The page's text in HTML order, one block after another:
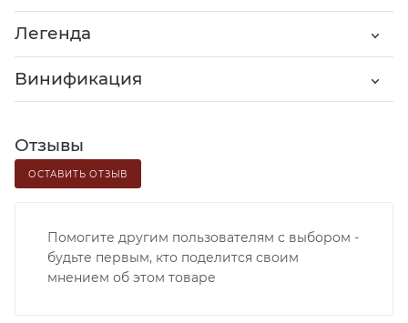
Легенда
Винификация
Отзывы
ОСТАВИТЬ ОТЗЫВ
Помогите другим пользователям с выбором -
будьте первым, кто поделится своим
мнением об этом товаре